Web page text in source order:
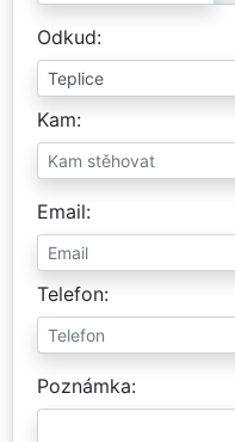
Odkud
Kam
Email
Telefon
Poznámka